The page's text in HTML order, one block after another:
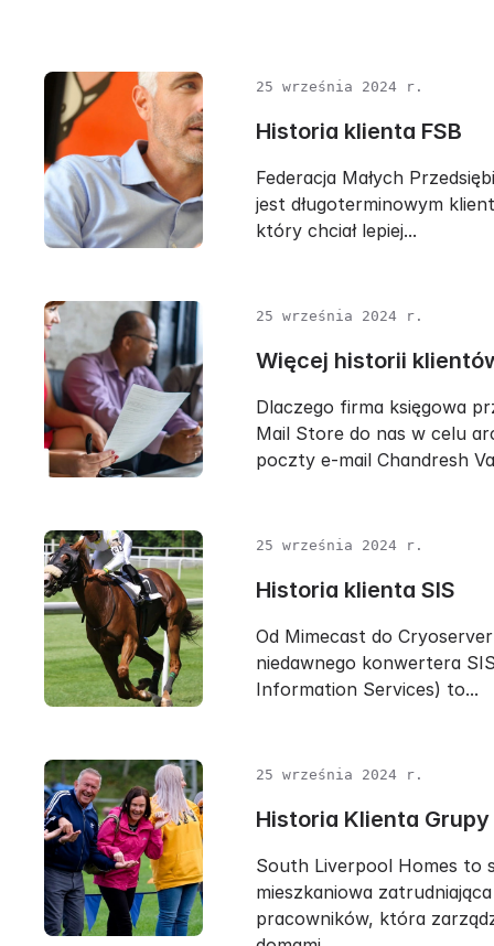
25 września 2024 r.
Historia klienta FSB
Federacja Małych
jest długoterminowym
który chciał lepiej...
25 września 2024 r.
Więcej historii
Dlaczego firma księgowa
Mail Store do nas w celu
poczty e-mail Chandresh
25 września 2024 r.
Historia klienta SIS
Od Mimecast do
niedawnego konwertera
Information Services) to...
25 września 2024 r.
Historia Klienta Grupy
South Liverpool Homes to
mieszkaniowa
pracowników, która